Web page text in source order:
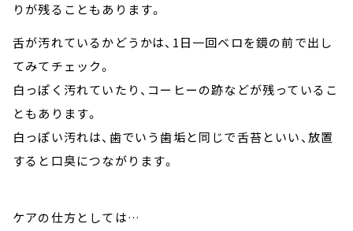
りが残ることもあります。
舌が汚れているかどうかは、1日一回ベロを鏡の前で出し
てみてチェック。
白っぽく汚れていたり、コーヒーの跡などが残っているこ
ともあります。
白っぽい汚れは、歯でいう歯垢と同じで舌苔といい、放置
すると口臭につながります。
ケアの仕方としては…